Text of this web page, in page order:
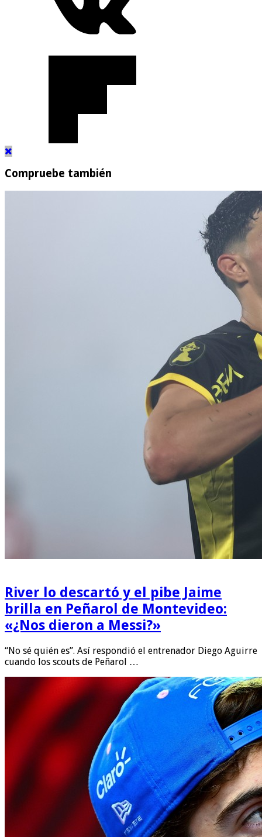
Compruebe también
River lo descartó y el pibe Jaime
brilla en Peñarol de Montevideo:
«¿Nos dieron a Messi?»
“No sé quién es”. Así respondió el entrenador Diego Aguirre
cuando los scouts de Peñarol …